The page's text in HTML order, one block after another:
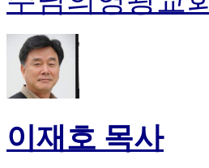
이재호 목사